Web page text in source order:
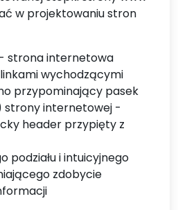
w projektowaniu stron
strona internetowa
wychodzącymi
przypominający pasek
strony internetowej -
header przypięty z
podziału i intuicyjnego
zdobycie